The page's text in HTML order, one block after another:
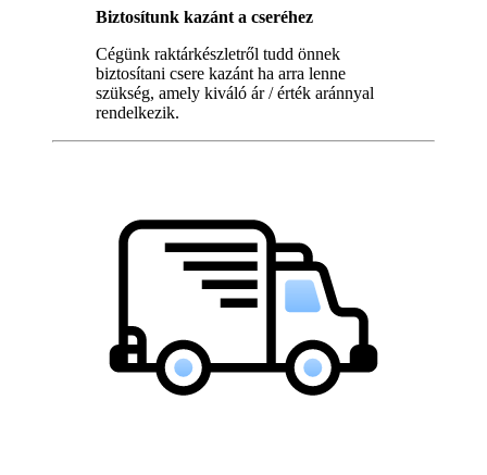
Biztosítunk kazánt a cseréhez
Cégünk raktárkészletről tudd önnek
biztosítani csere kazánt ha arra lenne
szükség, amely kiváló ár / érték aránnyal
rendelkezik.